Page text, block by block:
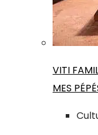
VITI
MES